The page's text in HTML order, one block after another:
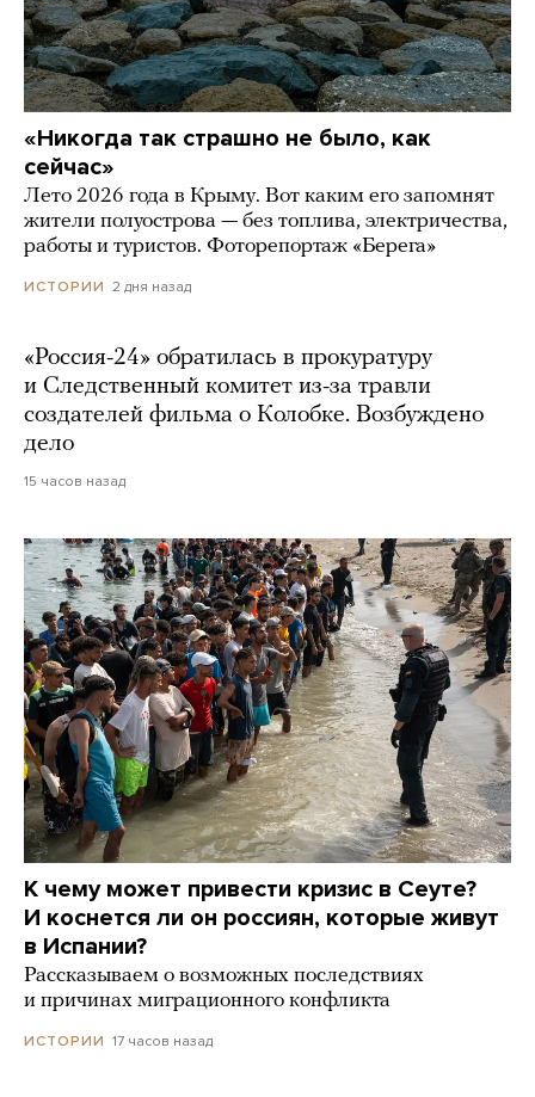
«Никогда так страшно не было, как
сейчас»
Лето 2026 года в Крыму. Вот каким его запомнят
жители полуострова — без топлива, электричества,
работы и туристов. Фоторепортаж «Берега»
ИСТОРИИ 2 дня назад
«Россия-24» обратилась в прокуратуру
и Следственный комитет из-за травли
создателей фильма о Колобке. Возбуждено
дело
15 часов назад
К чему может привести кризис в Сеуте?
И коснется ли он россиян, которые живут
в Испании?
Рассказываем о возможных последствиях
и причинах миграционного конфликта
ИСТОРИИ 17 часов назад